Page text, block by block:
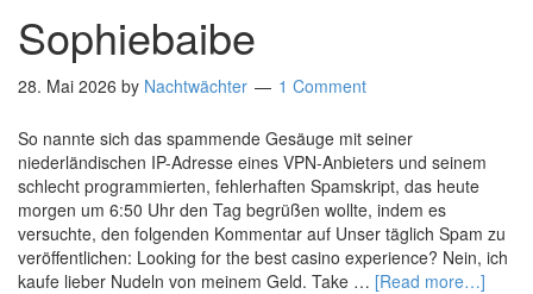
Sophiebaibe
28. Mai 2026 by Nachtwächter 1 Comment
So nannte sich das spammende Gesäuge mit seiner
niederländischen IP-Adresse eines VPN-Anbieters und seinem
schlecht programmierten, fehlerhaften Spamskript, das heute
morgen um 6:50 Uhr den Tag begrüßen wollte, indem es
versuchte, den folgenden Kommentar auf Unser täglich Spam zu
veröffentlichen: Looking for the best casino experience? Nein, ich
kaufe lieber Nudeln von meinem Geld. Take … [Read more…]